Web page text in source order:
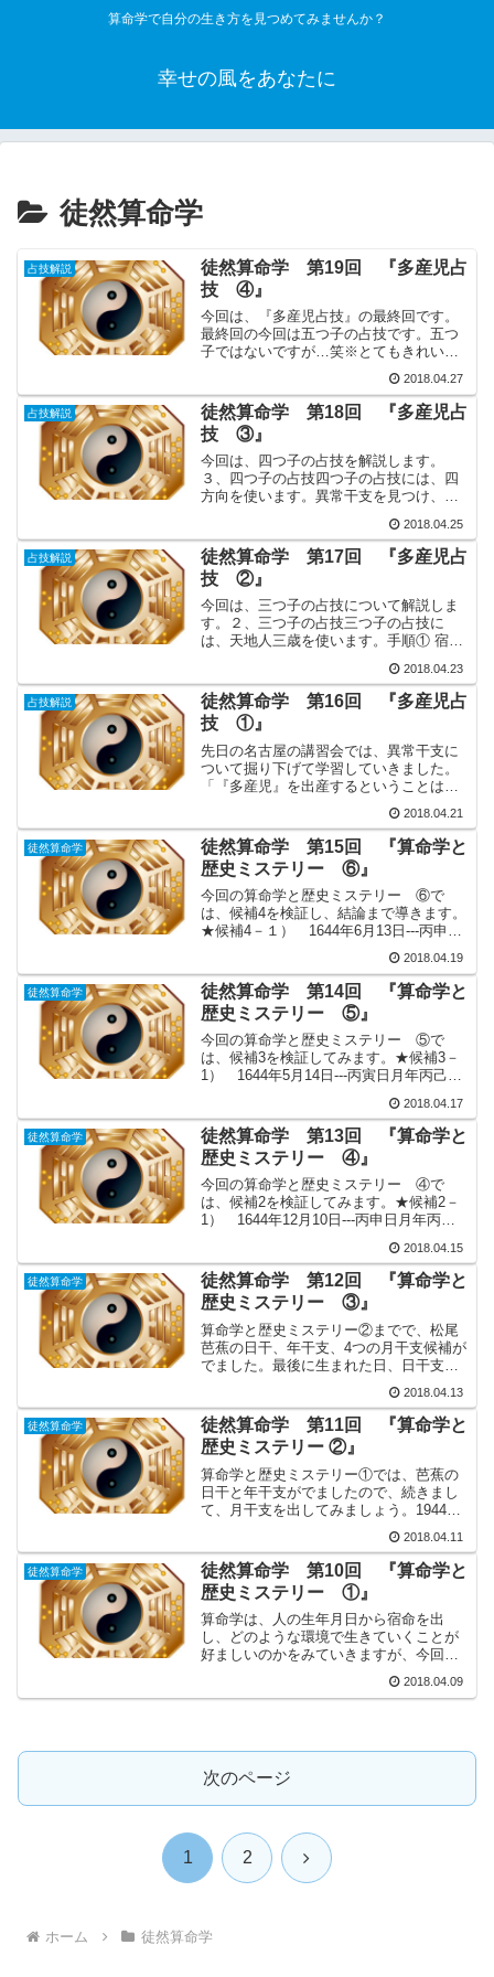
算命学で自分の生き方を見つめてみませんか？
幸せの風をあなたに
徒然算命学
占技解説
徒然算命学 第19回 『多産児占
技 ④』
今回は、『多産児占技』の最終回です。
最終回の今回は五つ子の占技です。五つ
子ではないですが…笑※とてもきれい
で、かわいい五つ子を出産したオースト
ラリア人のキム・トゥッチさんを紹介し
た画像があります。よかったらみてみて
ください。とてもきれいで、...
2018.04.27
占技解説
徒然算命学 第18回 『多産児占
技 ③』
今回は、四つ子の占技を解説します。
３、四つ子の占技四つ子の占技には、四
方向を使います。異常干支を見つけ、異
同じですが、今度はその十二支の方向を
見ます。① 十二支の方向分類十二支の方
向分類は、方三位と同じで...
2018.04.25
占技解説
徒然算命学 第17回 『多産児占
技 ②』
今回は、三つ子の占技について解説しま
す。２、三つ子の占技三つ子の占技に
は、天地人三歳を使います。手順① 宿命
合は、3人という人数を重要視し、男女の
性別は考えません。異常干支が重複する
場合は、双子と同じで年...
2018.04.23
占技解説
徒然算命学 第16回 『多産児占
技 ①』
先日の名古屋の講習会では、異常干支に
ついて掘り下げて学習していきました。
「『多産児』を出産するということは、
産児占技』をもう一度復習してみるとい
いですよ。」との先生が仰いましたの
で、今回から、多産児の宿命...
2018.04.21
徒然算命学
徒然算命学 第15回 『算命学と
歴史ミステリー ⑥』
今回の算命学と歴史ミステリー ⑥で
は、候補4を検証し、結論まで導きます。
★候補4－１） 1644年6月13日---丙申日
舒鳳閣天胡禄存天将＜命式の特徴＞・全
柱陽干支・推逆局・才能：北天運の龍高
星・六十花甲...
2018.04.19
徒然算命学
徒然算命学 第14回 『算命学と
歴史ミステリー ⑤』
今回の算命学と歴史ミステリー ⑤で
は、候補3を検証してみます。★候補3－
1） 1644年5月14日---丙寅日月年丙己甲
調 舒天禄＜命式の特徴＞・寅巳の害・申
寅の冲・寅巳、申巳の刑・申巳の支合・
地財局・曲...
2018.04.17
徒然算命学
徒然算命学 第13回 『算命学と
歴史ミステリー ④』
今回の算命学と歴史ミステリー ④で
は、候補2を検証してみます。★候補2－
1） 1644年12月10日---丙申日月年丙丙
胡貫索天報＜命式の特徴＞・丙申と丙子
の大半会・申子（年支と月支）の半会・
全柱陽干支・...
2018.04.15
徒然算命学
徒然算命学 第12回 『算命学と
歴史ミステリー ③』
算命学と歴史ミステリー②までで、松尾
芭蕉の日干、年干支、4つの月干支候補が
でました。最後に生まれた日、日干支を
さいのですが、天干が丙の日を全て出し
て、十大主星に鳳閣星（自然体・自然に
親しむ）、調舒星（芸術...
2018.04.13
徒然算命学
徒然算命学 第11回 『算命学と
歴史ミステリー ②』
算命学と歴史ミステリー①では、芭蕉の
日干と年干支がでましたので、続きまし
て、月干支を出してみましょう。1944年
日は、11月13日。後の15日は、12月13日
まで。12月の節入りは日7日ですから、...
2018.04.11
徒然算命学
徒然算命学 第10回 『算命学と
歴史ミステリー ①』
算命学は、人の生年月日から宿命を出
し、どのような環境で生きていくことが
好ましいのかをみていきますが、今回は
趣向を凝らし、亡くなった日からその方
の生年月日を推測してみたいと思いま
2018.04.09
次のページ
1 2 次
ホーム 徒然算命学